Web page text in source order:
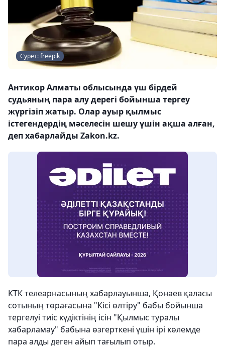
Сурет: freepik
Антикор Алматы облысында үш бірдей
судьяның пара алу дерегі бойынша тергеу
жүргізіп жатыр. Олар ауыр қылмыс
істегендердің мәселесін шешу үшін ақша алған,
деп хабарлайды Zakon.kz.
КТК телеарнасының хабарлауынша, Қонаев қаласы
сотының төрағасына "Кісі өлтіру" бабы бойынша
тергелуі тиіс күдіктінің ісін "Қылмыс туралы
хабарламау" бабына өзгерткені үшін ірі көлемде
пара алды деген айып тағылып отыр.